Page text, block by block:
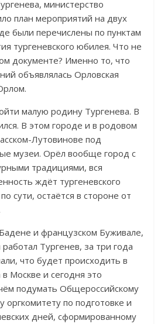
министерство
план мероприятий на двух
были перечислены по пунктам
тургеневского юбилея. Что не
документе? Именно то, что
объявлялась Орловская
малую родину Тургенева. В
В этом городе и в родовом
Лутовинове под
музеи. Орёл вообще город с
традициями, вся
ждёт тургеневского
сути, остаётся в стороне от
и французском Буживале,
Тургенев, за три года
что будет происходить в
Москве и сегодня это
подумать Общероссийскому
по подготовке и
дней, сформированному